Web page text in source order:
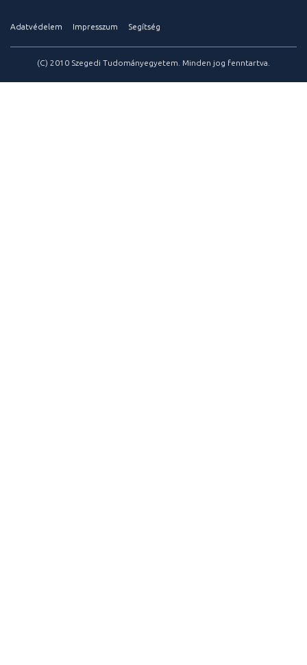
Adatvédelem Impresszum Segítség
(C) 2010 Szegedi Tudományegyetem. Minden jog fenntartva.